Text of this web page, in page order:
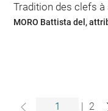
Tradition des clefs à
| 2